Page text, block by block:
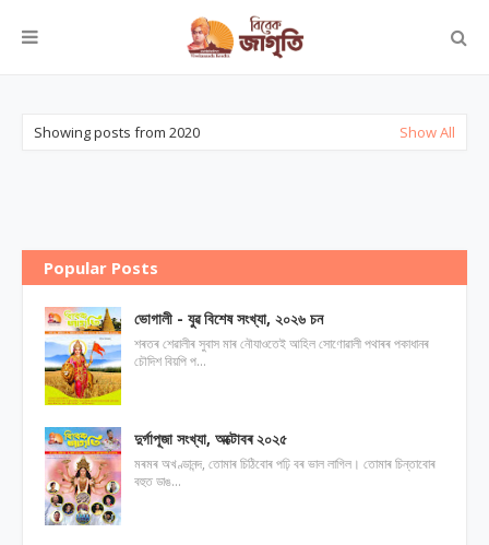
Showing posts from 2020 Show All
Popular Posts
ভোগালী - যুৱ বিশেষ সংখ্যা, ২০২৬ চন
শৰতৰ শেৱালীৰ সুবাস মাৰ নৌযাওতেই আহিল সোণোৱালী পথাৰৰ পকাধানৰ
চৌদিশ বিয়পি প…
দুর্গাপূজা সংখ্যা, অক্টোবৰ ২০২৫
মৰমৰ অখণ্ডানন্দ, তোমাৰ চিঠিবোৰ পঢ়ি বৰ ভাল লাগিল। তোমাৰ চিন্তাবোৰ
বহুত ডাঙ…